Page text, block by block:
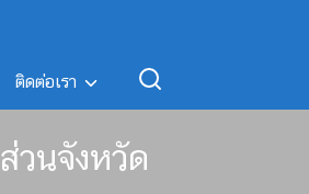
ติดต่อเรา
วนจังหวัด